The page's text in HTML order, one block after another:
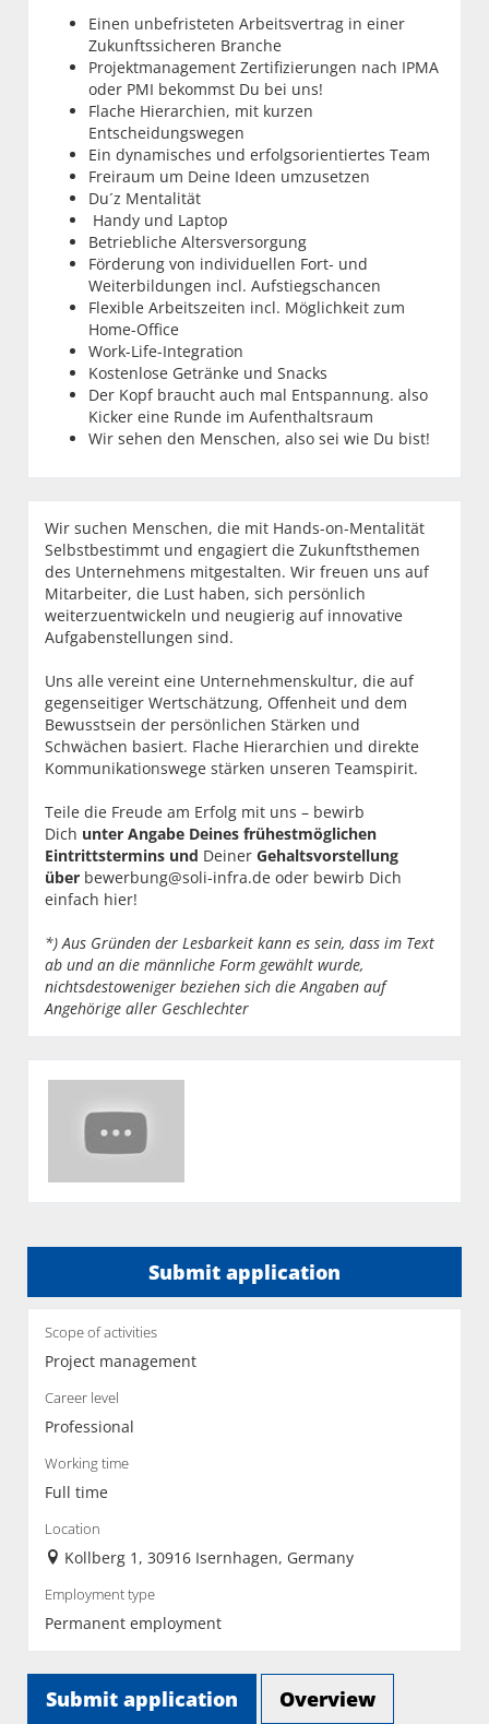
Einen unbefristeten Arbeitsvertrag in einer
Zukunftssicheren Branche
Projektmanagement Zertifizierungen nach IPMA
oder PMI bekommst Du bei uns!
Flache Hierarchien, mit kurzen
Entscheidungswegen
Ein dynamisches und erfolgsorientiertes Team
Freiraum um Deine Ideen umzusetzen
Du´z Mentalität
Handy und Laptop
Betriebliche Altersversorgung
Förderung von individuellen Fort- und
Weiterbildungen incl. Aufstiegschancen
Flexible Arbeitszeiten incl. Möglichkeit zum
Home-Office
Work-Life-Integration
Kostenlose Getränke und Snacks
Der Kopf braucht auch mal Entspannung. also
Kicker eine Runde im Aufenthaltsraum
Wir sehen den Menschen, also sei wie Du bist!
Wir suchen Menschen, die mit Hands-on-Mentalität
Selbstbestimmt und engagiert die Zukunftsthemen
des Unternehmens mitgestalten. Wir freuen uns auf
Mitarbeiter, die Lust haben, sich persönlich
weiterzuentwickeln und neugierig auf innovative
Aufgabenstellungen sind.
Uns alle vereint eine Unternehmenskultur, die auf
gegenseitiger Wertschätzung, Offenheit und dem
Bewusstsein der persönlichen Stärken und
Schwächen basiert. Flache Hierarchien und direkte
Kommunikationswege stärken unseren Teamspirit.
Teile die Freude am Erfolg mit uns – bewirb
Dich unter Angabe Deines frühestmöglichen
Eintrittstermins und Deiner Gehaltsvorstellung
über bewerbung@soli-infra.de oder bewirb Dich
einfach hier!
*) Aus Gründen der Lesbarkeit kann es sein, dass im Text
ab und an die männliche Form gewählt wurde,
nichtsdestoweniger beziehen sich die Angaben auf
Angehörige aller Geschlechter
Submit application
Scope of activities
Project management
Career level
Professional
Working time
Full time
Location
Kollberg 1, 30916 Isernhagen, Germany
Employment type
Permanent employment
Submit application Overview